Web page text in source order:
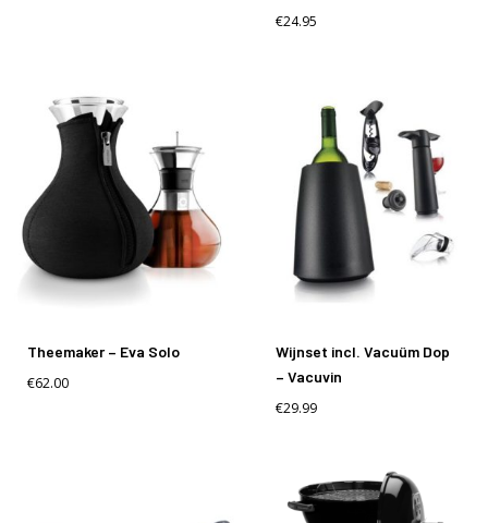
€24.95
Theemaker – Eva Solo
€62.00
Wijnset incl. Vacuüm Dop
– Vacuvin
€29.99